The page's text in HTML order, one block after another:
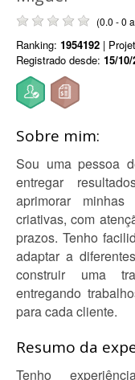
(0.0 - 0
Ranking: 1954192 |
Registrado desde: 15/
Sobre mim:
Sou uma pessoa
entregar
aprimorar
criativas, com
prazos. Tenho
adaptar a
construir uma
entregando
para cada cliente.
Resumo da
Tenho